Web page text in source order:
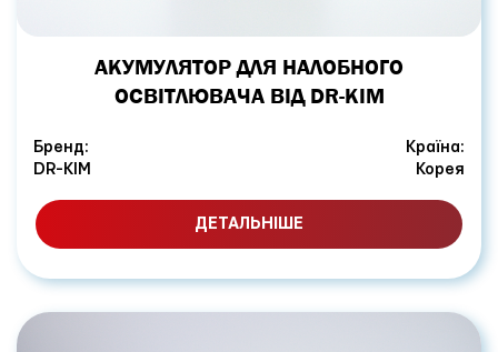
АКУМУЛЯТОР ДЛЯ НАЛОБНОГО
ОСВІТЛЮВАЧА ВІД DR-KIM
Бренд:
DR-KIM
Країна:
Корея
ДЕТАЛЬНІШЕ